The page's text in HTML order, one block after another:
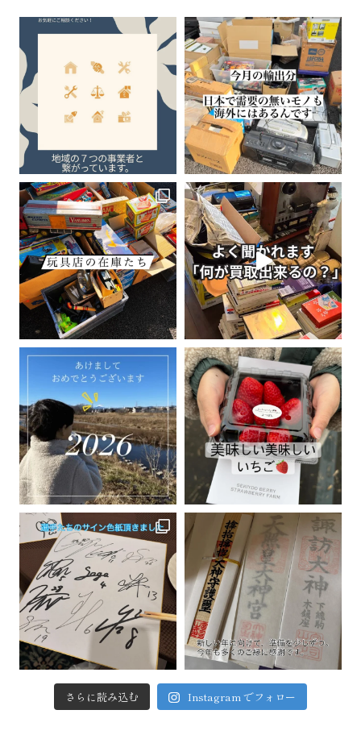
さらに読み込む Instagram でフォロー